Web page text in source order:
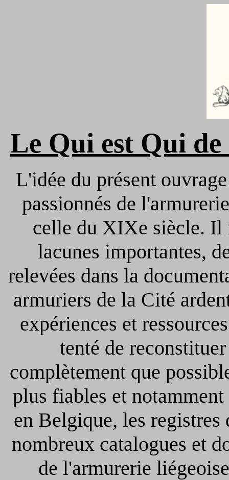
Le Qui est Qui
L'idée du présent
passionnés de
celle du XIXe siècle. Il
lacunes importantes,
relevées dans la
armuriers de la Cité
expériences et
tenté de
complètement que
plus fiables et
en Belgique, les registres
nombreux catalogues et
de l'armurerie